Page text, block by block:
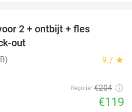
2 + ontbijt + fles
out
9.7 star
Regulier €204
€119